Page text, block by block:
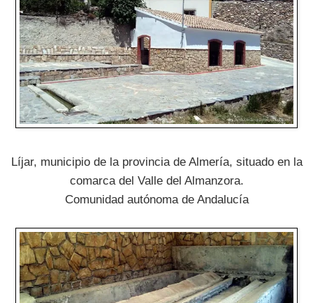
Líjar, municipio de la provincia de Almería, situado en la
comarca del Valle del Almanzora.
Comunidad autónoma de Andalucía